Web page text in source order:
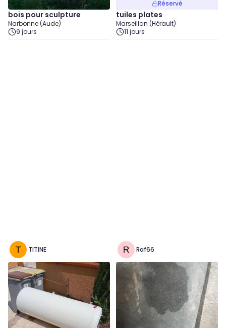
bois pour sculpture
Narbonne (Aude)
9 jours
Réservé
tuiles plates
Marseillan (Hérault)
11 jours
TITINE Raf66